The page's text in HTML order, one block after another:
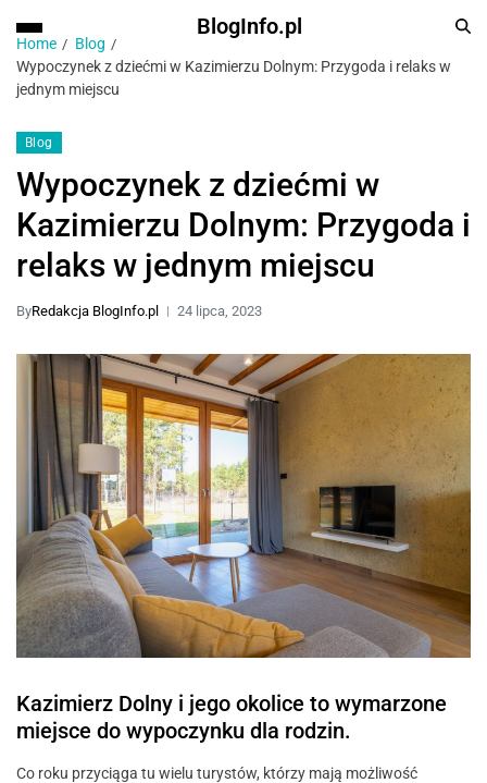
BlogInfo.pl
Home
Blog
Wypoczynek z dziećmi w Kazimierzu Dolnym: Przygoda i relaks w
jednym miejscu
Blog
Wypoczynek z dziećmi w
Kazimierzu Dolnym: Przygoda i
relaks w jednym miejscu
ByRedakcja BlogInfo.pl 24 lipca, 2023
Kazimierz Dolny i jego okolice to wymarzone
miejsce do wypoczynku dla rodzin.
Co roku przyciąga tu wielu turystów, którzy mają możliwość